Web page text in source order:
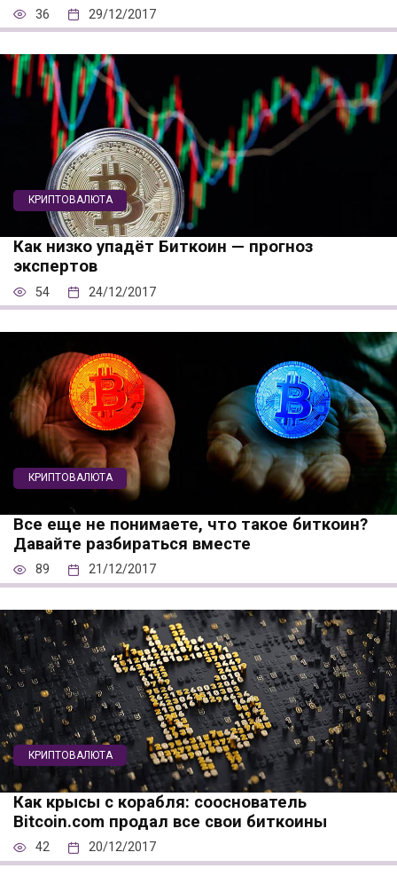
36 29/12/2017
КРИПТОВАЛЮТА
Как низко упадёт Биткоин — прогноз
экспертов
54 24/12/2017
КРИПТОВАЛЮТА
Все еще не понимаете, что такое биткоин?
Давайте разбираться вместе
89 21/12/2017
КРИПТОВАЛЮТА
Как крысы с корабля: сооснователь
Bitcoin.com продал все свои биткоины
42 20/12/2017